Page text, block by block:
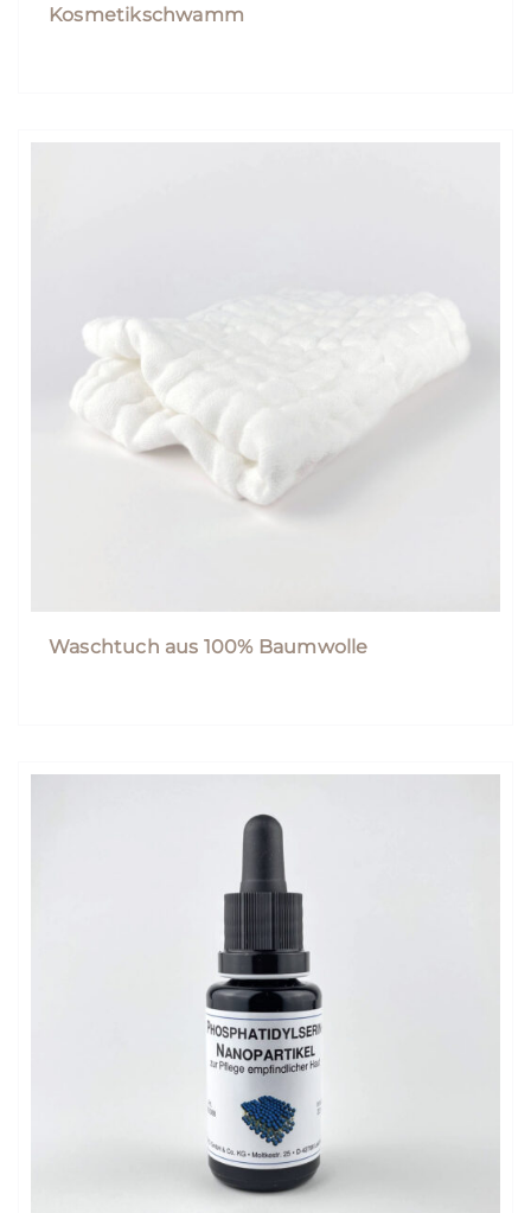
Kosmetikschwamm
Waschtuch aus 100% Baumwolle